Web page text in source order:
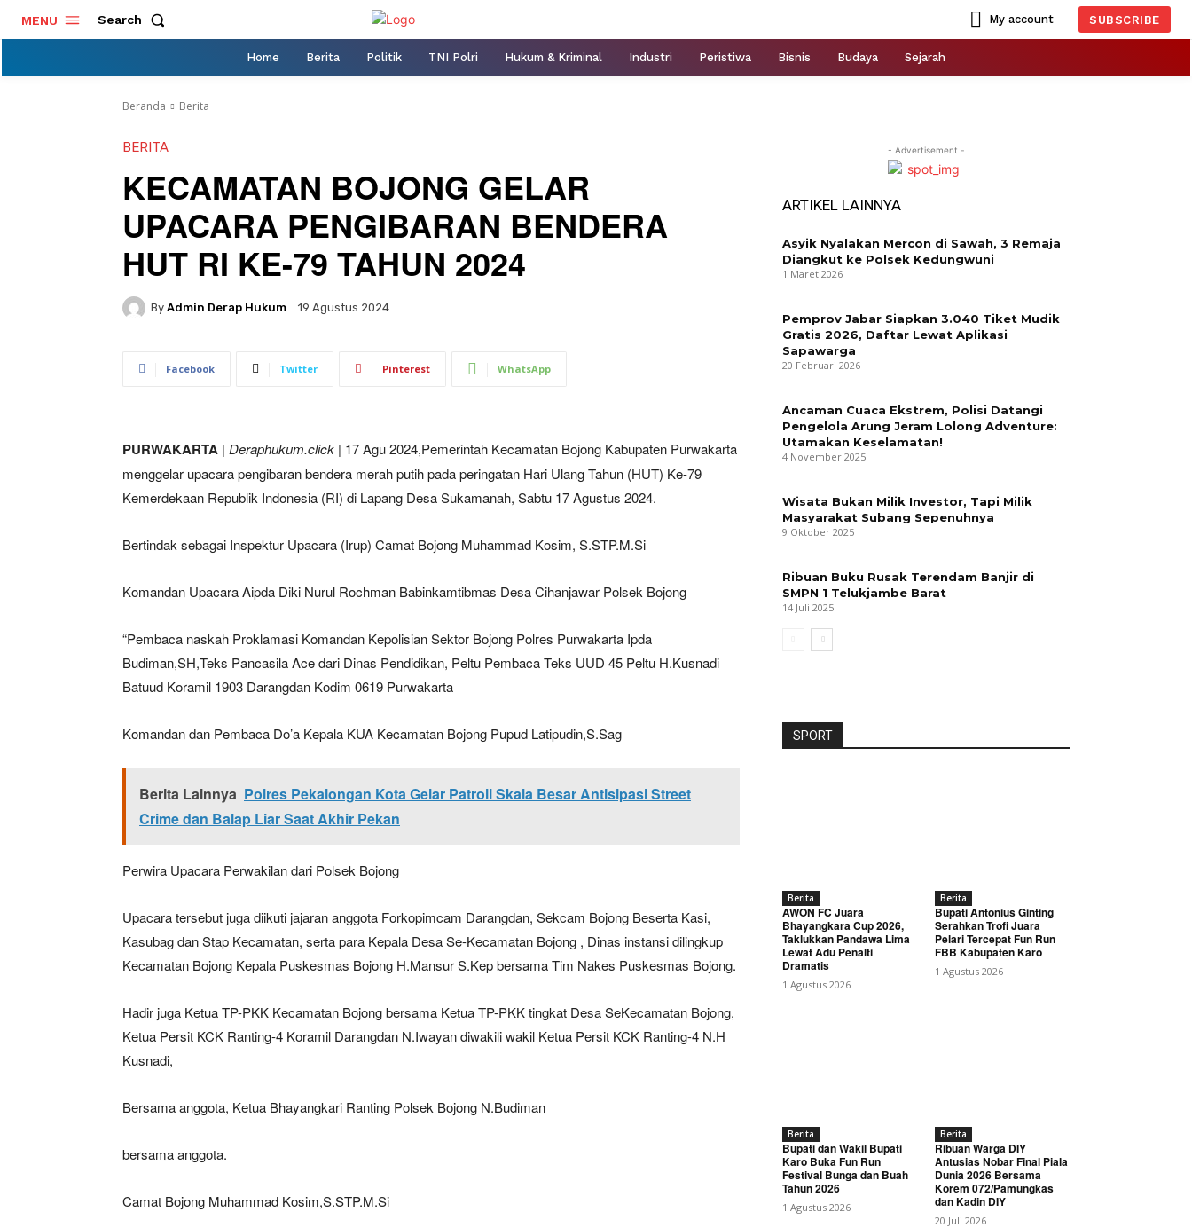
MENU Search My account SUBSCRIBE
Home Berita Politik TNI Polri Hukum & Kriminal Industri Peristiwa Bisnis Budaya Sejarah
Beranda Berita
BERITA
KECAMATAN BOJONG GELAR
UPACARA PENGIBARAN BENDERA
HUT RI KE-79 TAHUN 2024
By Admin Derap Hukum 19 Agustus 2024
Facebook Twitter Pinterest WhatsApp
PURWAKARTA | Deraphukum.click | 17 Agu 2024,Pemerintah Kecamatan Bojong Kabupaten Purwakarta
menggelar upacara pengibaran bendera merah putih pada peringatan Hari Ulang Tahun (HUT) Ke-79
Kemerdekaan Republik Indonesia (RI) di Lapang Desa Sukamanah, Sabtu 17 Agustus 2024.
Bertindak sebagai Inspektur Upacara (Irup) Camat Bojong Muhammad Kosim, S.STP.M.Si
Komandan Upacara Aipda Diki Nurul Rochman Babinkamtibmas Desa Cihanjawar Polsek Bojong
“Pembaca naskah Proklamasi Komandan Kepolisian Sektor Bojong Polres Purwakarta Ipda
Budiman,SH,Teks Pancasila Ace dari Dinas Pendidikan, Peltu Pembaca Teks UUD 45 Peltu H.Kusnadi
Batuud Koramil 1903 Darangdan Kodim 0619 Purwakarta
Komandan dan Pembaca Do’a Kepala KUA Kecamatan Bojong Pupud Latipudin,S.Sag
Berita Lainnya Polres Pekalongan Kota Gelar Patroli Skala Besar Antisipasi Street
Crime dan Balap Liar Saat Akhir Pekan
Perwira Upacara Perwakilan dari Polsek Bojong
Upacara tersebut juga diikuti jajaran anggota Forkopimcam Darangdan, Sekcam Bojong Beserta Kasi,
Kasubag dan Stap Kecamatan, serta para Kepala Desa Se-Kecamatan Bojong , Dinas instansi dilingkup
Kecamatan Bojong Kepala Puskesmas Bojong H.Mansur S.Kep bersama Tim Nakes Puskesmas Bojong.
Hadir juga Ketua TP-PKK Kecamatan Bojong bersama Ketua TP-PKK tingkat Desa SeKecamatan Bojong,
Ketua Persit KCK Ranting-4 Koramil Darangdan N.Iwayan diwakili wakil Ketua Persit KCK Ranting-4 N.H
Kusnadi,
Bersama anggota, Ketua Bhayangkari Ranting Polsek Bojong N.Budiman
bersama anggota.
Camat Bojong Muhammad Kosim,S.STP.M.Si
- Advertisement -
ARTIKEL LAINNYA
Asyik Nyalakan Mercon di Sawah, 3 Remaja
Diangkut ke Polsek Kedungwuni
1 Maret 2026
Pemprov Jabar Siapkan 3.040 Tiket Mudik
Gratis 2026, Daftar Lewat Aplikasi
Sapawarga
20 Februari 2026
Ancaman Cuaca Ekstrem, Polisi Datangi
Pengelola Arung Jeram Lolong Adventure:
Utamakan Keselamatan!
4 November 2025
Wisata Bukan Milik Investor, Tapi Milik
Masyarakat Subang Sepenuhnya
9 Oktober 2025
Ribuan Buku Rusak Terendam Banjir di
SMPN 1 Telukjambe Barat
14 Juli 2025
SPORT
Berita
AWON FC Juara
Bhayangkara Cup 2026,
Taklukkan Pandawa Lima
Lewat Adu Penalti
Dramatis
1 Agustus 2026
Berita
Bupati Antonius Ginting
Serahkan Trofi Juara
Pelari Tercepat Fun Run
FBB Kabupaten Karo
1 Agustus 2026
Berita
Bupati dan Wakil Bupati
Karo Buka Fun Run
Festival Bunga dan Buah
Tahun 2026
1 Agustus 2026
Berita
Ribuan Warga DIY
Antusias Nobar Final Piala
Dunia 2026 Bersama
Korem 072/Pamungkas
dan Kadin DIY
20 Juli 2026